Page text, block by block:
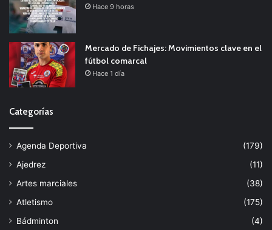
Hace 9 horas
Mercado de Fichajes: Movimientos clave en el
fútbol comarcal
Hace 1 día
Categorías
Agenda Deportiva
(179)
Ajedrez
(11)
Artes marciales
(38)
Atletismo
(175)
Bádminton
(4)